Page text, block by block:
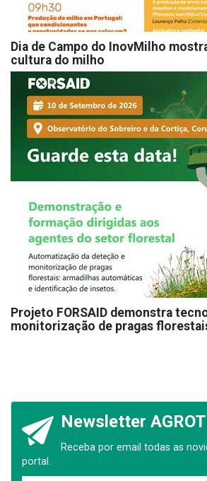
Dia de Campo do InovMilho
cultura do milho
Projeto FORSAID demonstra
monitorização de pragas
Newsletter
Receba por email todas as
portal.